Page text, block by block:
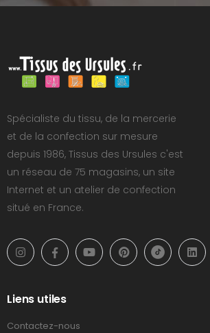
Spécialiste du tissu, de la mercerie
et de la confection sur mesure
depuis 1986, Tissus des Ursules c'est
un réseau de 75 magasins, un site
Internet et un atelier de confection
situé en France.
Liens utiles
Contactez-nous